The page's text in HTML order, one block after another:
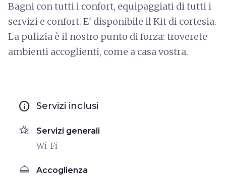
Bagni con tutti i confort, equipaggiati di tutti i
servizi e confort. E' disponibile il Kit di cortesia.
La pulizia è il nostro punto di forza: troverete
ambienti accoglienti, come a casa vostra.
info Servizi inclusi
hotel_class Servizi generali
Wi-Fi
room_service Accoglienza